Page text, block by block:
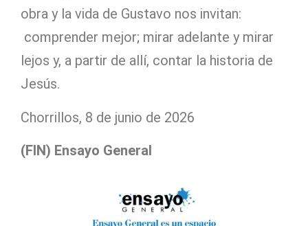
obra y la vida de Gustavo nos invitan:
comprender mejor; mirar adelante y mirar
lejos y, a partir de allí, contar la historia de
Jesús.
Chorrillos, 8 de junio de 2026
(FIN) Ensayo General